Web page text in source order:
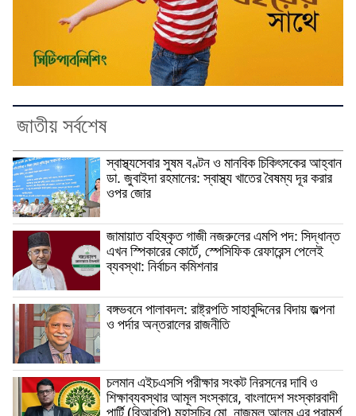
জাতীয় সর্বশেষ
স্বাস্থ্যসেবার সুষম বণ্টন ও মানবিক চিকিৎসকের আহ্বান
ডা. জুবাইদা রহমানের: স্বাস্থ্য খাতের বৈষম্য দূর করার
ওপর জোর
জামায়াত বহিষ্কৃত গাজী নজরুলের এমপি পদ: সিদ্ধান্ত
এখন স্পিকারের কোর্টে, স্পেসিফিক রেফারেন্স পেলেই
ব্যবস্থা: নির্বাচন কমিশনার
বঙ্গভবনে পালাবদল: রাষ্ট্রপতি সাহাবুদ্দিনের বিদায় জল্পনা
ও পর্দার অন্তরালের রাজনীতি
চলমান এইচএসসি পরীক্ষার সংকট নিরসনের দাবি ও
শিক্ষাব্যবস্থার আমূল সংস্কারে, বাংলাদেশ সংস্কারবাদী